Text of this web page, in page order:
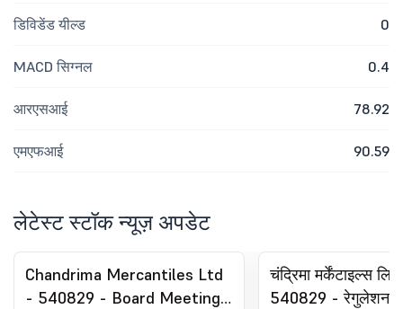
डिविडेंड यील्ड 0
MACD सिग्नल 0.4
आरएसआई 78.92
एमएफआई 90.59
लेटेस्ट स्टॉक न्यूज़ अपडेट
Chandrima Mercantiles Ltd
- 540829 - Board Meeting
चंद्रिमा मर्केंटाइल्स
540829 - रेगुलेशन